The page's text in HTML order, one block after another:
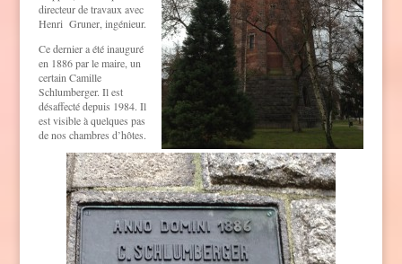
directeur de travaux avec
Henri Gruner, ingénieur.
Ce dernier a été inauguré
en 1886 par le maire, un
certain Camille
Schlumberger. Il est
désaffecté depuis 1984. Il
est visible à quelques pas
de nos chambres d’hôtes.